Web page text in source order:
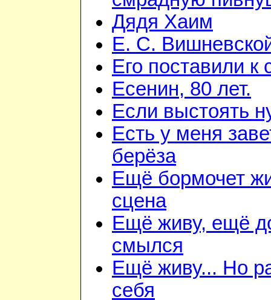
Дядя Хаим
Е. С.
Его поставили к
Есенин, 80 лет.
Если выстоять
Есть у меня
берёза
Ещё бормочет
сцена
Ещё живу, ещё
смылся
Ещё живу... Но
себя